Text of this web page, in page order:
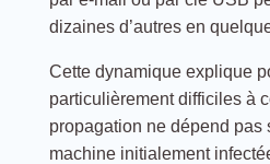
dizaines d’autres en
Cette dynamique explique
particulièrement difficiles à
propagation ne dépend pas
machine initialement